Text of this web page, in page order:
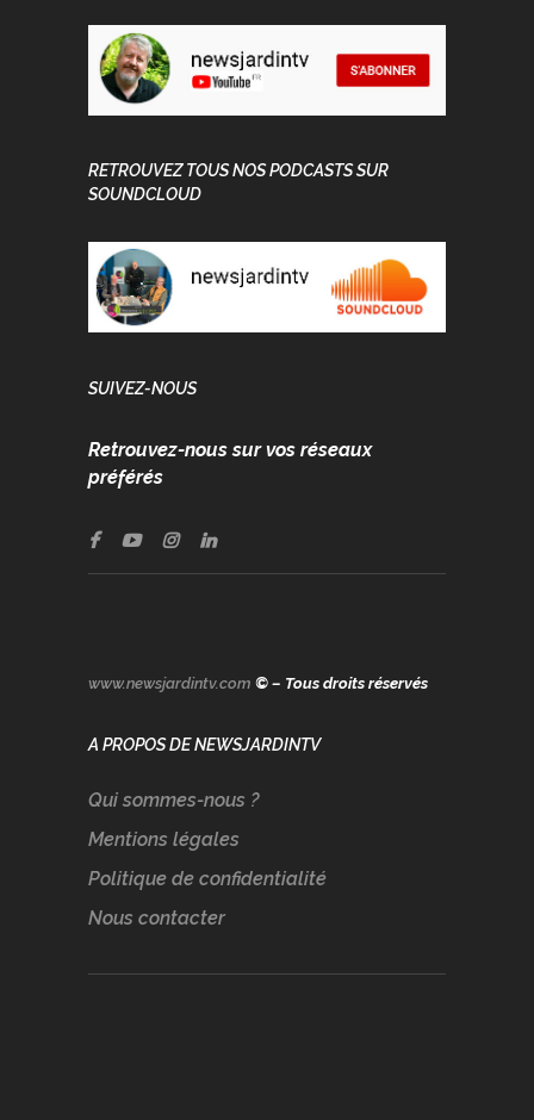
RETROUVEZ TOUS NOS PODCASTS SUR
SOUNDCLOUD
SUIVEZ-NOUS
Retrouvez-nous sur vos réseaux
préférés
www.newsjardintv.com © – Tous droits réservés
A PROPOS DE NEWSJARDINTV
Qui sommes-nous ?
Mentions légales
Politique de confidentialité
Nous contacter